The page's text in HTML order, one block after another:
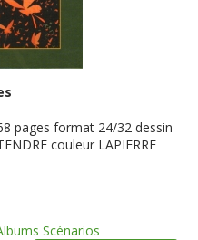
pages format 24/32 dessin
couleur LAPIERRE
Scénarios